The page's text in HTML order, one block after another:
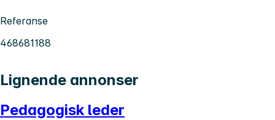
Referanse
468681188
Lignende annonser
Pedagogisk leder